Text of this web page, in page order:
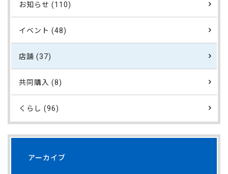
お知らせ (110)
イベント (48)
店舗 (37)
共同購入 (8)
くらし (96)
アーカイブ